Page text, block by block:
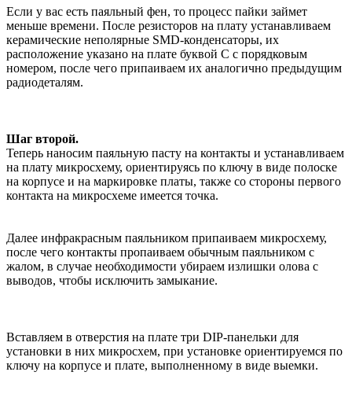
Если у вас есть паяльный фен, то процесс пайки займет
меньше времени. После резисторов на плату устанавливаем
керамические неполярные SMD-конденсаторы, их
расположение указано на плате буквой C с порядковым
номером, после чего припаиваем их аналогично предыдущим
радиодеталям.
Шаг второй.
Теперь наносим паяльную пасту на контакты и устанавливаем
на плату микросхему, ориентируясь по ключу в виде полоске
на корпусе и на маркировке платы, также со стороны первого
контакта на микросхеме имеется точка.
Далее инфракрасным паяльником припаиваем микросхему,
после чего контакты пропаиваем обычным паяльником с
жалом, в случае необходимости убираем излишки олова с
выводов, чтобы исключить замыкание.
Вставляем в отверстия на плате три DIP-панельки для
установки в них микросхем, при установке ориентируемся по
ключу на корпусе и плате, выполненному в виде выемки.